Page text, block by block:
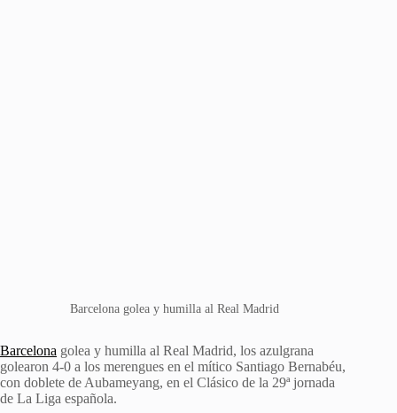
Barcelona golea y humilla al Real Madrid
Barcelona golea y humilla al Real Madrid, los azulgrana
golearon 4-0 a los merengues en el mítico Santiago Bernabéu,
con doblete de Aubameyang, en el Clásico de la 29ª jornada
de La Liga española.